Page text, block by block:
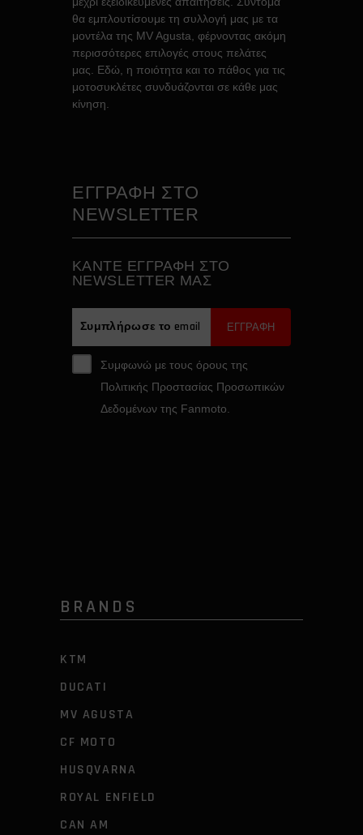
θα εμπλουτίσουμε τη συλλογή μας με τα
μοντέλα της MV Agusta, φέρνοντας ακόμη
περισσότερες επιλογές στους πελάτες
μας. Εδώ, η ποιότητα και το πάθος για τις
μοτοσυκλέτες συνδυάζονται σε κάθε μας
κίνηση.
ΕΓΓΡΑΦΗ ΣΤΟ
NEWSLETTER
ΚAΝΤΕ ΕΓΓΡΑΦH ΣΤΟ
NEWSLETTER ΜΑΣ
ΕΓΓΡΑΦΗ
Συμφωνώ με τους όρους της
Πολιτικής Προστασίας Προσωπικών
Δεδομένων της Fanmoto.
BRANDS
KTM
DUCATI
MV AGUSTA
CF MOTO
HUSQVARNA
ROYAL ENFIELD
CAN AM